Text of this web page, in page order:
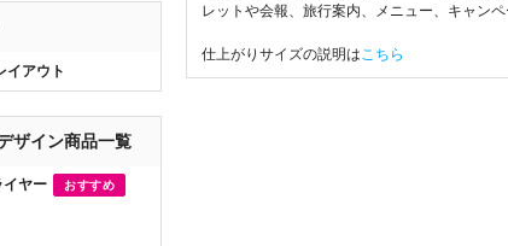
イアウト
ザイン商品一覧
イヤー おすすめ
レットや会報、旅行案内、メニュー、キャン
仕上がりサイズの説明は こちら